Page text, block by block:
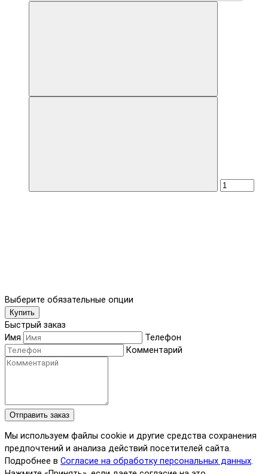
Выберите обязательные опции
Купить
Быстрый заказ
Имя
Телефон
Комментарий
Отправить заказ
Мы используем файлы cookie и другие средства сохранения
предпочтений и анализа действий посетителей сайта.
Подробнее в Согласие на обработку персональных данных.